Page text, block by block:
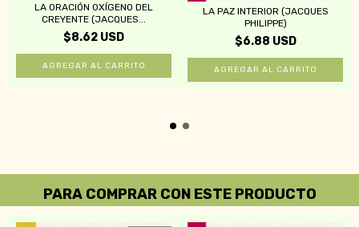
LA ORACIÓN OXÍGENO DEL
CREYENTE (JACQUES...
$8.62 USD
LA PAZ INTERIOR (JACQUES
PHILIPPE)
$6.88 USD
PARA COMPRAR CON ESTE PRODUCTO